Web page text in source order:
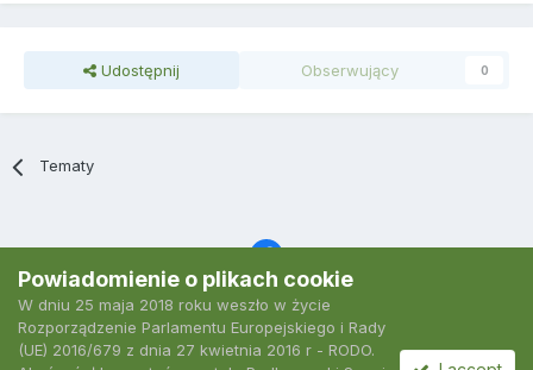
Udostępnij Obserwujący 0
Tematy
Język Polityka prywatności Kontakt
2007-2026 Podkarpacki Serwis Wędkarski
Powiadomienie o plikach cookie
W dniu 25 maja 2018 roku weszło w życie
Rozporządzenie Parlamentu Europejskiego i Rady
(UE) 2016/679 z dnia 27 kwietnia 2016 r - RODO.